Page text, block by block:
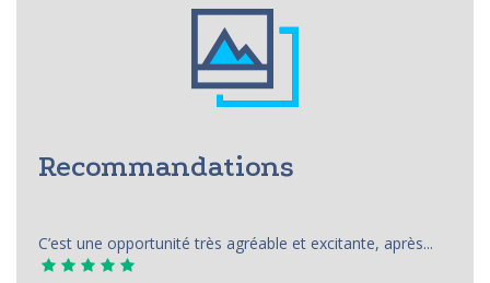
Recommandations
C’est une opportunité très agréable et excitante, après...